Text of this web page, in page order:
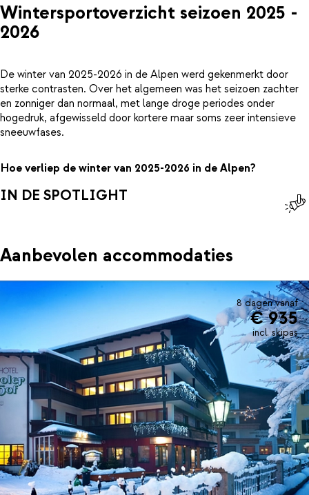
Wintersportoverzicht seizoen 2025 -
2026
De winter van 2025-2026 in de Alpen werd gekenmerkt door
sterke contrasten. Over het algemeen was het seizoen zachter
en zonniger dan normaal, met lange droge periodes onder
hogedruk, afgewisseld door kortere maar soms zeer intensieve
sneeuwfases.
Hoe verliep de winter van 2025-2026 in de Alpen?
IN DE SPOTLIGHT
Aanbevolen accommodaties
8 dagen vanaf
€ 935
incl. skipas